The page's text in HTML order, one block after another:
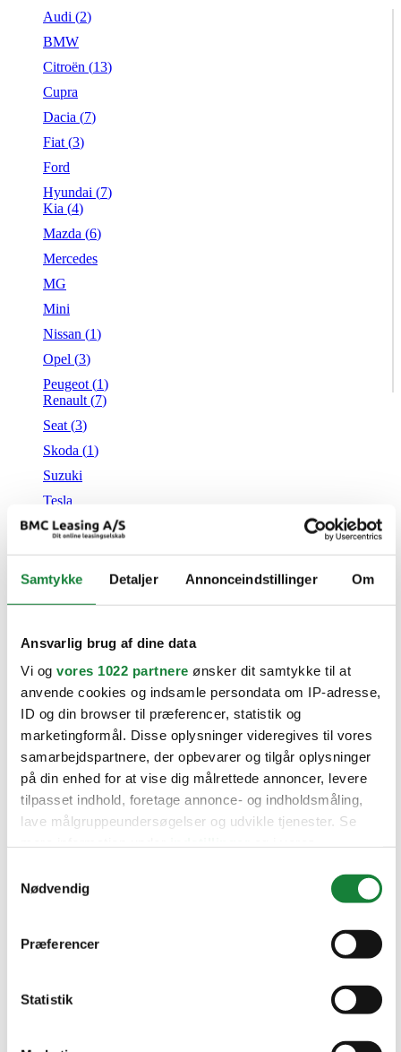
Samtykke Detaljer Annonceindstillinger Om
Ansvarlig brug af dine data
Vi og vores 1022 partnere ønsker dit samtykke til at
anvende cookies og indsamle persondata om IP-adresse,
ID og din browser til præferencer, statistik og
marketingformål. Disse oplysninger videregives til vores
samarbejdspartnere, der opbevarer og tilgår oplysninger
på din enhed for at vise dig målrettede annoncer, levere
tilpasset indhold, foretage annonce- og indholdsmåling,
lave målgruppeundersøgelser og udvikle tjenester. Se
tilbage eller ændre indstillinger fra vores
Indsamle præcise oplysninger om din placering,
Identificere din enhed baseret på en scanning af
Nødvendig
Præferencer
Statistik
Audi (2)
BMW
Citroën (13)
Cupra
Dacia (7)
Fiat (3)
Ford
Hyundai (7)
Kia (4)
Mazda (6)
Mercedes
MG
Mini
Nissan (1)
Opel (3)
Peugeot (1)
Renault (7)
Seat (3)
Skoda (1)
Suzuki
Tesla
Toyota (1)
Mazda
Dacia
Fiat
Ford
Hyundai
Kia
Mercedes
MG
Mini
Nissan
Opel
Peugeot
Renault
Tesla
Værksteder
Kontakt os